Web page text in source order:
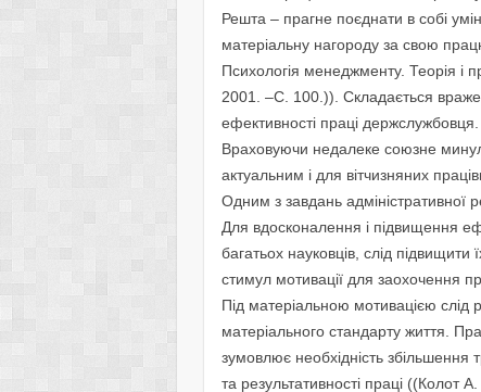
Решта – прагне поєднати в собі
матеріальну нагороду за свою
Психологія менеджменту. Теорія і
2001. –С. 100.)). Складається
ефективності праці держслужбовця.
Враховуючи недалеке союзне
актуальним і для вітчизняних
Одним з завдань адміністративної
Для вдосконалення і підвищення
багатьох науковців, слід
стимул мотивації для заохочення
Під матеріальною мотивацією слід
матеріального стандарту життя.
зумовлює необхідність збільшення
та результативності праці ((Колот